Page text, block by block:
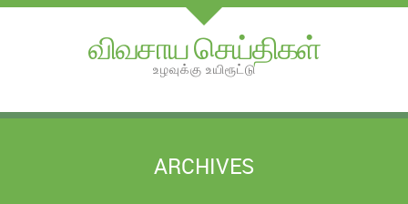
விவசாய செய்திகள்
உழவுக்கு உயிரூட்டு
ARCHIVES